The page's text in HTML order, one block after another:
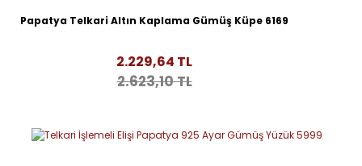
Papatya Telkari Altın Kaplama Gümüş Küpe 6169
2.229,64 TL
2.623,10 TL